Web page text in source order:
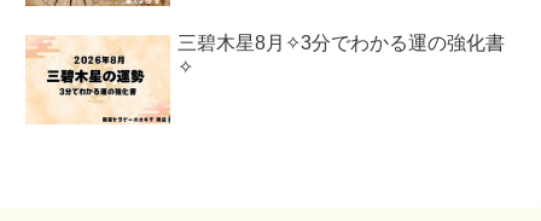
三碧木星8月✧3分でわかる運の強化書
✧